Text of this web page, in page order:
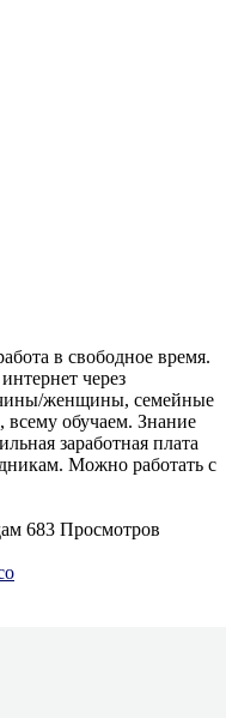
в свободное время.
через
женщины, семейные
всему обучаем. Знание
заработная плата
Можно работать с
683 Просмотров